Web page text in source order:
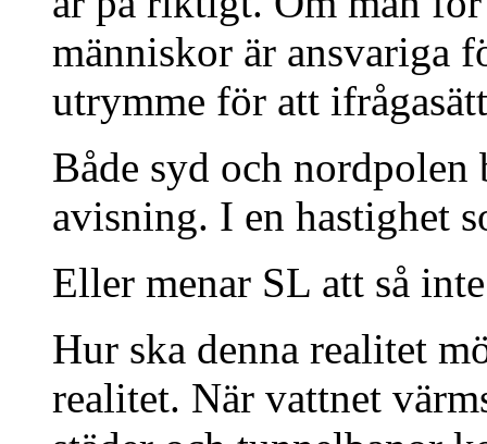
människor är ansvariga
utrymme för att
Både syd och
avisning. I en hastighet
Eller menar SL att så
Hur ska denna realitet
realitet. När vattnet